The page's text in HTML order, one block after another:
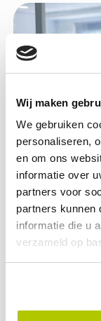
Wij maken
We gebruiken
personaliseren,
en om ons
informatie over
partners voor
partners kunnen
informatie die u
verzameld op
mee, maar geef je